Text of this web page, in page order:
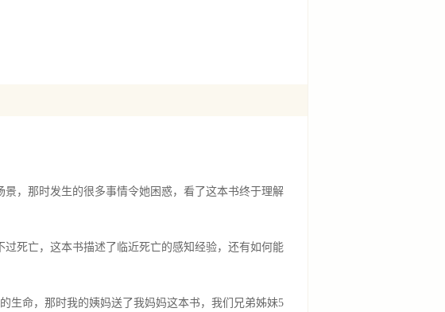
，那时发生的很多事情令她困惑，看了这本书终于理解
死亡，这本书描述了临近死亡的感知经验，还有如何能
生命，那时我的姨妈送了我妈妈这本书，我们兄弟姊妹5